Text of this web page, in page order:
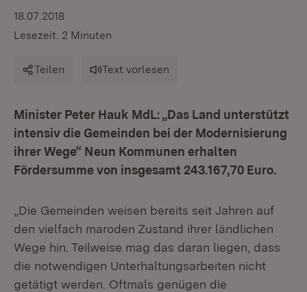
18.07.2018
Lesezeit: 2 Minuten
Teilen Text vorlesen
Minister Peter Hauk MdL: „Das Land unterstützt
intensiv die Gemeinden bei der Modernisierung
ihrer Wege“ Neun Kommunen erhalten
Fördersumme von insgesamt 243.167,70 Euro.
„Die Gemeinden weisen bereits seit Jahren auf
den vielfach maroden Zustand ihrer ländlichen
Wege hin. Teilweise mag das daran liegen, dass
die notwendigen Unterhaltungsarbeiten nicht
getätigt werden. Oftmals genügen die